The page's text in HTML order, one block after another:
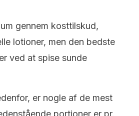
gennem kosttilskud,
lotioner, men den bedste
ved at spise sunde
er nogle af de mest
portioner er pr.